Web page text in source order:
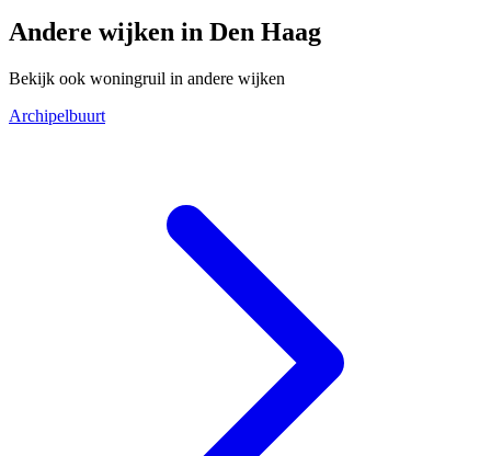
Andere wijken in Den Haag
Bekijk ook woningruil in andere wijken
Archipelbuurt